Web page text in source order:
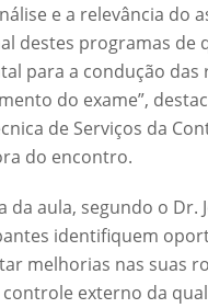
e a relevância do
destes programas de
para a condução das
do exame”,
de Serviços da
do encontro.
da aula, segundo o Dr.
identifiquem
melhorias nas suas
controle externo da